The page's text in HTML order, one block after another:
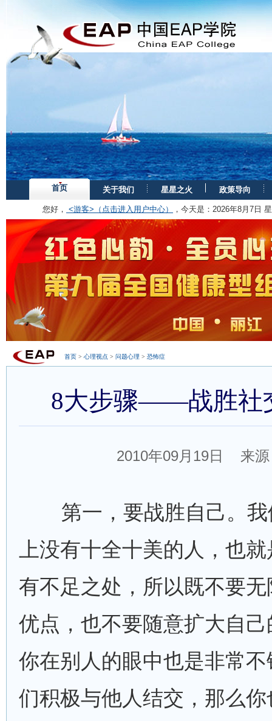
首页 关于我们 星星之火 政策导向
您好， <游客>（点击进入用户中心） ，今天是： 2026年8月
首页 > 心理视点 > 问题心理 > 恐怖症
8大步骤——战胜社
2010年09月19日 来源
第一，要战胜自己。我
上没有十全十美的人，也
有不足之处，所以既不要
优点，也不要随意扩大自
你在别人的眼中也是非常
们积极与他人结交，那么